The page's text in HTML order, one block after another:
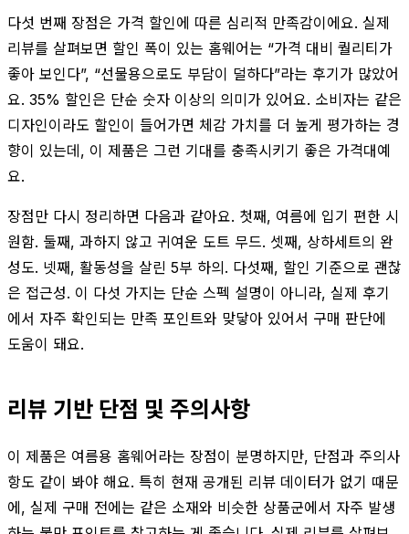
다섯 번째 장점은 가격 할인에 따른 심리적 만족감이에요. 실제
리뷰를 살펴보면 할인 폭이 있는 홈웨어는 “가격 대비 퀄리티가
좋아 보인다”, “선물용으로도 부담이 덜하다”라는 후기가 많았어
요. 35% 할인은 단순 숫자 이상의 의미가 있어요. 소비자는 같은
디자인이라도 할인이 들어가면 체감 가치를 더 높게 평가하는 경
향이 있는데, 이 제품은 그런 기대를 충족시키기 좋은 가격대예
요.
장점만 다시 정리하면 다음과 같아요. 첫째, 여름에 입기 편한 시
원함. 둘째, 과하지 않고 귀여운 도트 무드. 셋째, 상하세트의 완
성도. 넷째, 활동성을 살린 5부 하의. 다섯째, 할인 기준으로 괜찮
은 접근성. 이 다섯 가지는 단순 스펙 설명이 아니라, 실제 후기
에서 자주 확인되는 만족 포인트와 맞닿아 있어서 구매 판단에
도움이 돼요.
리뷰 기반 단점 및 주의사항
이 제품은 여름용 홈웨어라는 장점이 분명하지만, 단점과 주의사
항도 같이 봐야 해요. 특히 현재 공개된 리뷰 데이터가 없기 때문
에, 실제 구매 전에는 같은 소재와 비슷한 상품군에서 자주 발생